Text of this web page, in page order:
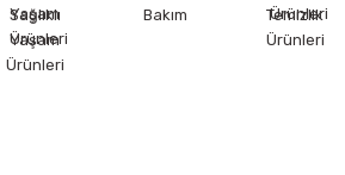
Sağlıklı
Yaşam
Ürünleri
Bakım
Temizlik
Ürünleri